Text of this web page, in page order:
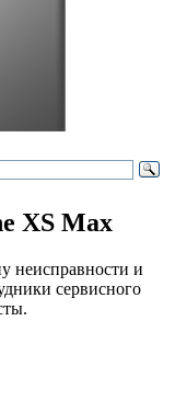
XS Max
неисправности и
сервисного